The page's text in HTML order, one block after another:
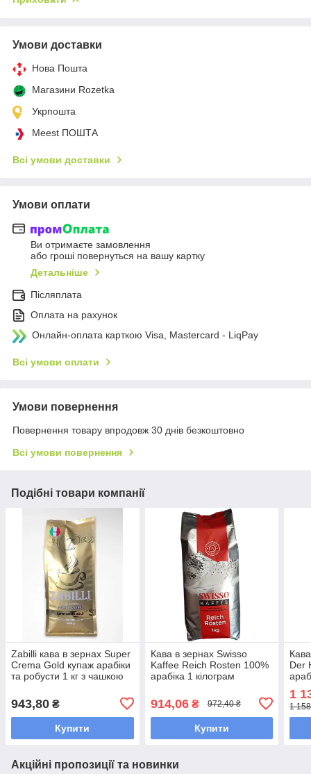
Умови доставки
Нова Пошта
Магазини Rozetka
Укрпошта
Meest ПОШТА
Всі умови доставки
Умови оплати
Ви отримаєте замовлення
або гроші повернуться на вашу картку
Детальніше
Післяплата
Оплата на рахунок
Онлайн-оплата карткою Visa, Mastercard - LiqPay
Всі умови оплати
Умови повернення
Повернення товару впродовж 30 днів безкоштовно
Всі умови повернення
Подібні товари компанії
Zabilli кава в зернах Super
Crema Gold купаж арабіки
та робусти 1 кг з чашкою
943,80 ₴
Купити
Кава в зернах Swisso
Kaffee Reich Rosten 100%
арабіка 1 кілограм
914,06₴ 972,40 ₴
Купити
Der
1
1
Акційні пропозиції та новинки